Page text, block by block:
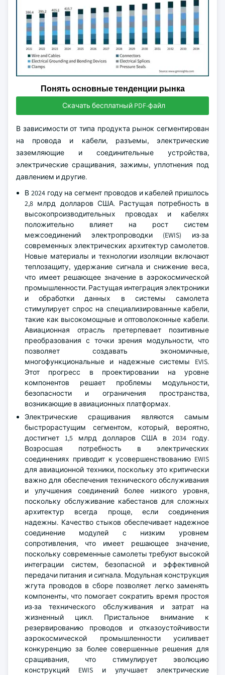
Понять основные тенденции рынка
Скачать бесплатный PDF-файл
В зависимости от типа продукта рынок сегментирован
на провода и кабели, разъемы, электрические
заземляющие и соединительные устройства,
электрические сращивания, зажимы, уплотнения под
давлением и другие.
В 2024 году на сегмент проводов и кабелей пришлось
2,8 млрд долларов США. Растущая потребность в
высокопроизводительных проводах и кабелях
положительно влияет на рост систем
межсоединений электропроводки (EWIS) из-за
современных электрических архитектур самолетов.
Новые материалы и технологии изоляции включают
теплозащиту, удержание сигнала и снижение веса,
что имеет решающее значение в аэрокосмической
промышленности. Растущая интеграция электроники
и обработки данных в системы самолета
стимулирует спрос на специализированные кабели,
такие как высокомощные и оптоволоконные кабели.
Авиационная отрасль претерпевает позитивные
преобразования с точки зрения модульности, что
позволяет создавать экономичные,
многофункциональные и надежные системы EVIS.
Этот прогресс в проектировании на уровне
компонентов решает проблемы модульности,
безопасности и ограничения пространства,
возникающие в авиационных платформах.
Электрические сращивания являются самым
быстрорастущим сегментом, который, вероятно,
достигнет 1,5 млрд долларов США в 2034 году.
Возросшая потребность в электрических
соединениях приводит к усовершенствованию EWIS
для авиационной техники, поскольку это критически
важно для обеспечения технического обслуживания
и улучшения соединений более низкого уровня,
поскольку обслуживание кабестанов для сложных
архитектур всегда проще, если соединения
надежны. Качество стыков обеспечивает надежное
соединение модулей с низким уровнем
сопротивления, что имеет решающее значение,
поскольку современные самолеты требуют высокой
интеграции систем, безопасной и эффективной
передачи питания и сигнала. Модульная конструкция
жгута проводов в сборе позволяет легко заменять
компоненты, что помогает сократить время простоя
из-за технического обслуживания и затрат на
жизненный цикл. Пристальное внимание к
резервированию проводов и отказоустойчивости
аэрокосмической промышленности усиливает
конкуренцию за более совершенные решения для
сращивания, что стимулирует эволюцию
конструкций EWIS и улучшает электрические